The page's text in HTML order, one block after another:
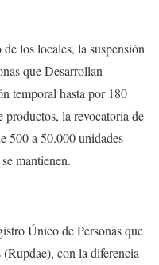
los locales, la suspensión
que Desarrollan
temporal hasta por 180
productos, la revocatoria de
500 a 50.000 unidades
mantienen.
Único de Personas que
con la diferencia